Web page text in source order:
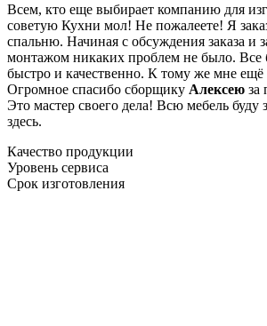
Всем, кто еще выбирает компанию для
советую Кухни мол! Не пожалеете! Я
спальню. Начиная с обсуждения заказа и
монтажом никаких проблем не было. Все
быстро и качественно. К тому же мне ещё
Огромное спасибо сборщику Алексею за
Это мастер своего дела! Всю мебель буду
здесь.
Качество продукции
Уровень сервиса
Срок изготовления